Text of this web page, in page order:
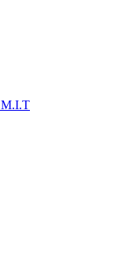
M.I.T